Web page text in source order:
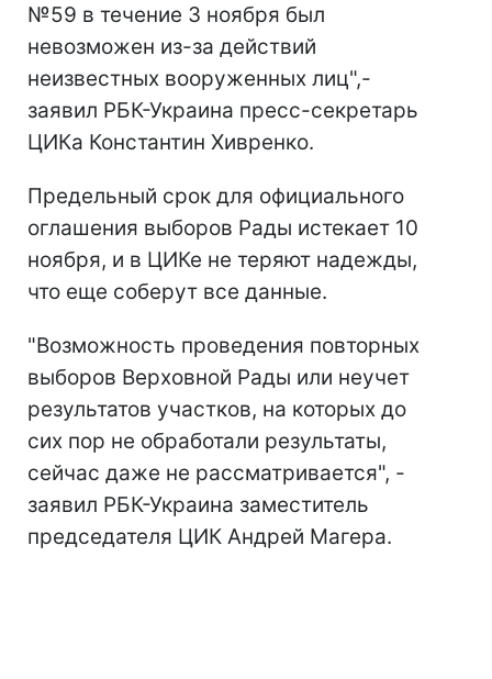
№59 в течение 3 ноября был
невозможен из-за действий
неизвестных вооруженных лиц",-
заявил РБК-Украина пресс-секретарь
ЦИКа Константин Хивренко.
Предельный срок для официального
оглашения выборов Рады истекает 10
ноября, и в ЦИКе не теряют надежды,
что еще соберут все данные.
"Возможность проведения повторных
выборов Верховной Рады или неучет
результатов участков, на которых до
сих пор не обработали результаты,
сейчас даже не рассматривается", -
заявил РБК-Украина заместитель
председателя ЦИК Андрей Магера.